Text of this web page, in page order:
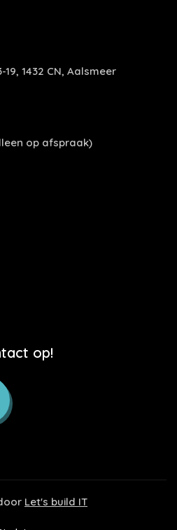
1432 CN, Aalsmeer
op afspraak)
op!
Let's build IT